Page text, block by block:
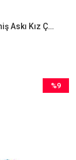
Tutku 6'lı Paket İşlemeli Geniş Askı Kız Çocuk Atlet
%9